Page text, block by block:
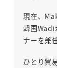
現在、
韓国
ナーを兼
ひとり貿